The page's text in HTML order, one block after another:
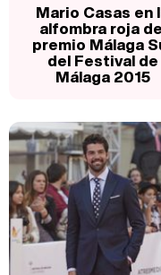
Mario Casas en
alfombra roja
premio Málaga
del Festival de
Málaga 2015